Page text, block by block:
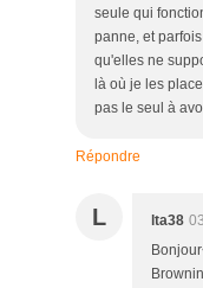
seule qui
panne, et
qu'elles ne
là où je les
pas le seul à
Répondre
L lta38